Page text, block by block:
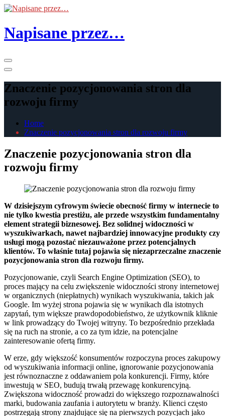
Skip
the
content
Napisane przez…
Znaczenie pozycjonowania stron dla
rozwoju firmy
Home
Znaczenie pozycjonowania stron dla rozwoju firmy
Znaczenie pozycjonowania stron dla
rozwoju firmy
W dzisiejszym cyfrowym świecie obecność firmy w internecie to
nie tylko kwestia prestiżu, ale przede wszystkim fundamentalny
element strategii biznesowej. Bez solidnej widoczności w
wyszukiwarkach, nawet najbardziej innowacyjne produkty czy
usługi mogą pozostać niezauważone przez potencjalnych
klientów. To właśnie tutaj pojawia się niezaprzeczalne znaczenie
pozycjonowania stron dla rozwoju firmy.
Pozycjonowanie, czyli Search Engine Optimization (SEO), to
proces mający na celu zwiększenie widoczności strony internetowej
w organicznych (niepłatnych) wynikach wyszukiwania, takich jak
Google. Im wyżej strona pojawia się w wynikach dla istotnych
zapytań, tym większe prawdopodobieństwo, że użytkownik kliknie
w link prowadzący do Twojej witryny. To bezpośrednio przekłada
się na ruch na stronie, a co za tym idzie, na potencjalne
zainteresowanie ofertą firmy.
W erze, gdy większość konsumentów rozpoczyna proces zakupowy
od wyszukiwania informacji online, ignorowanie pozycjonowania
jest równoznaczne z oddawaniem pola konkurencji. Firmy, które
inwestują w SEO, budują trwałą przewagę konkurencyjną.
Zwiększona widoczność prowadzi do większego rozpoznawalności
marki, budowania zaufania i autorytetu w branży. Klienci często
postrzegają strony znajdujące się na pierwszych pozycjach jako